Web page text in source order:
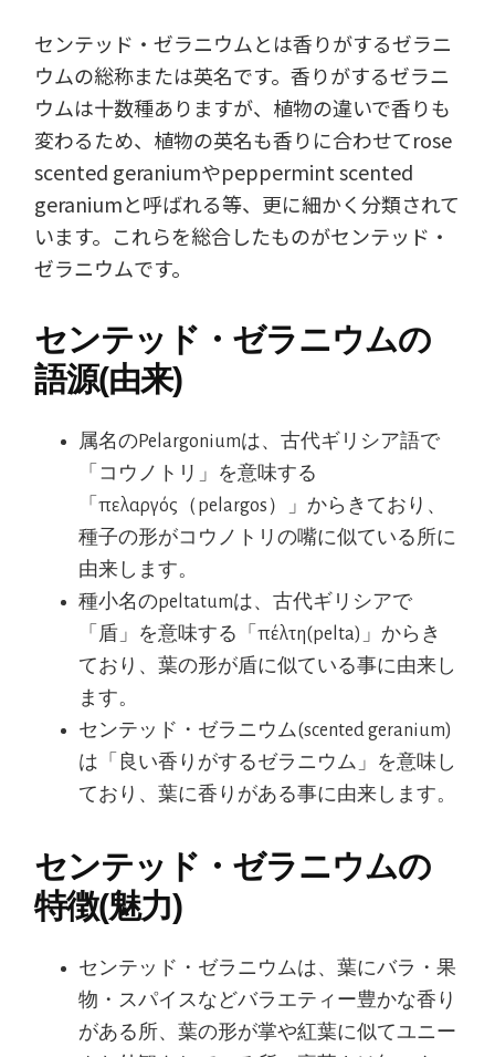
センテッド・ゼラニウムとは香りがするゼラニ
ウムの総称または英名です。香りがするゼラニ
ウムは十数種ありますが、植物の違いで香りも
変わるため、植物の英名も香りに合わせてrose
scented geraniumやpeppermint scented
geraniumと呼ばれる等、更に細かく分類されて
います。これらを総合したものがセンテッド・
ゼラニウムです。
センテッド・ゼラニウムの
語源(由来)
属名のPelargoniumは、古代ギリシア語で
「コウノトリ」を意味する
「πελαργός（pelargos）」からきており、
種子の形がコウノトリの嘴に似ている所に
由来します。
種小名のpeltatumは、古代ギリシアで
「盾」を意味する「πέλτη(pelta)」からき
ており、葉の形が盾に似ている事に由来し
ます。
センテッド・ゼラニウム(scented geranium)
は「良い香りがするゼラニウム」を意味し
ており、葉に香りがある事に由来します。
センテッド・ゼラニウムの
特徴(魅力)
センテッド・ゼラニウムは、葉にバラ・果
物・スパイスなどバラエティー豊かな香り
がある所、葉の形が掌や紅葉に似てユニー